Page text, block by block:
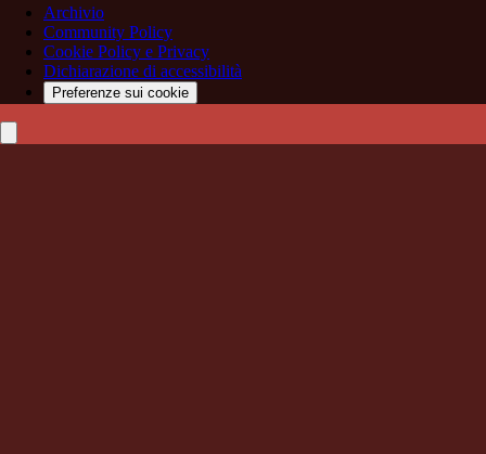
Archivio
Community Policy
Cookie Policy e Privacy
Dichiarazione di accessibilità
Preferenze sui cookie